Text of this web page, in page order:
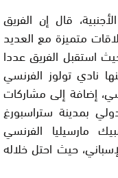
قال إن الفريق
متميزة مع العديد
استقبل الفريق عددا
نادي تولوز الفرنسي
إضافة إلى مشاركات
دوري دولي بمدينة ستراسبورغ
منها أولمبيك مارسيليا الفرنسي
حيث احتل خلاله